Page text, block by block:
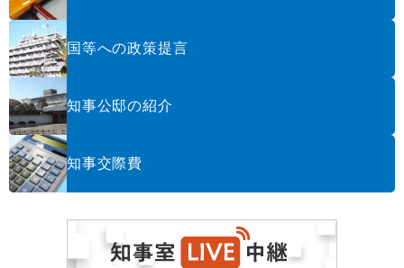
国等への政策提言
知事公邸の紹介
知事交際費